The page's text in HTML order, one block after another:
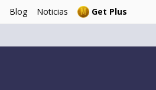
Blog Noticias Get Plus